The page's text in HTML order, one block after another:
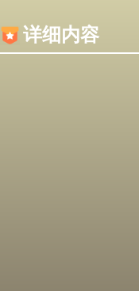
详细内容